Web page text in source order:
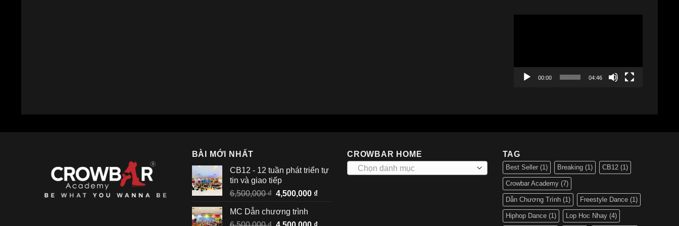
00:00 04:46
BÀI MỚI NHẤT
CB12 - 12 tuần phát triển tự
tin và giao tiếp
6,500,000₫ Giá
là:
4,500,000 ₫Giá
MC Dẫn chương trình
Giá
Giá
CROWBAR HOME
Chọn danh mục
TAG
Best Seller(1) Breaking(1) CB12(1)
Crowbar Academy(7)
Dẫn Chương Trình(1) Freestyle Dance(1)
Hiphop Dance(1) Lop Hoc Nhay(4)